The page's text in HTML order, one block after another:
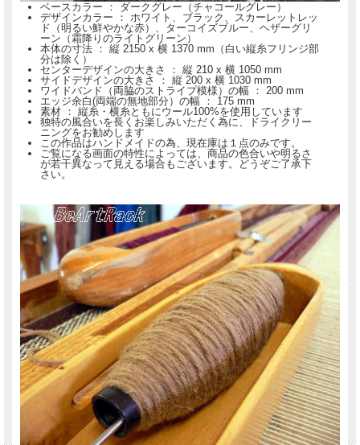
ベースカラー ： ダークグレー（チャコールグレー）
デザインカラー ： ホワイト、ブラック、スカーレットレッ
ド（明るい鮮やかな赤）、ターコイズブルー、ヘザーグリ
ーン（霜降りのライトグリーン）
本体の寸法 ： 縦 2150 x 横 1370 mm（白い縦糸フリンジ部
分は除く）
センターデザインの大きさ ： 縦 210 x 横 1050 mm
サイドデザインの大きさ ： 縦 200 x 横 1030 mm
ワイドバンド（両脇のストライプ模様）の幅 ： 200 mm
エッジ余白(両端の無地部分）の幅 ： 175 mm
素材 ： 縦糸・横糸ともにウール100%を使用しています
独特の風合いを長くお楽しみいただく為に、ドライクリー
ニングをお勧めします
この作品はハンドメイドの為、現在庫は１点のみです。
ご覧になる画面の特性によっては、商品の色合いや明るさ
が若干異なって見える場合もございます。どうぞご了承下
さい。